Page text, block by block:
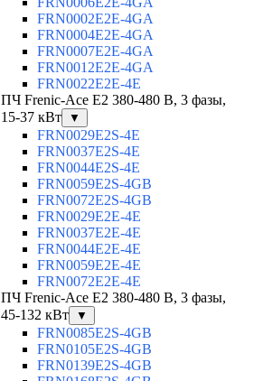
FRN0002E2E-4GA
FRN0004E2E-4GA
FRN0007E2E-4GA
FRN0012E2E-4GA
FRN0022E2E-4E
ПЧ Frenic-Ace E2 380-480 В, 3 фазы,
15-37 кВт
▼
FRN0029E2S-4E
FRN0037E2S-4E
FRN0044E2S-4E
FRN0059E2S-4GB
FRN0072E2S-4GB
FRN0029E2E-4E
FRN0037E2E-4E
FRN0044E2E-4E
FRN0059E2E-4E
FRN0072E2E-4E
ПЧ Frenic-Ace E2 380-480 В, 3 фазы,
45-132 кВт
▼
FRN0085E2S-4GB
FRN0105E2S-4GB
FRN0139E2S-4GB